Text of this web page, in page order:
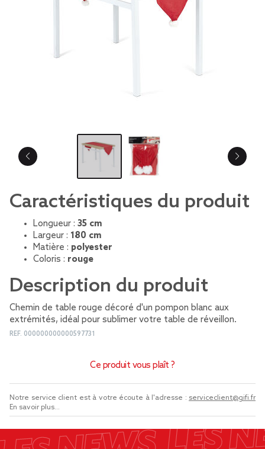
Caractéristiques du produit
Longueur : 35 cm
Largeur : 180 cm
Matière : polyester
Coloris : rouge
Description du produit
Chemin de table rouge décoré d'un pompon blanc aux
extrémités, idéal pour sublimer votre table de réveillon.
REF. 000000000000597731
Ce produit vous plaît ?
Notre service client est à votre écoute à l'adresse : serviceclient@gifi.fr
En savoir plus...